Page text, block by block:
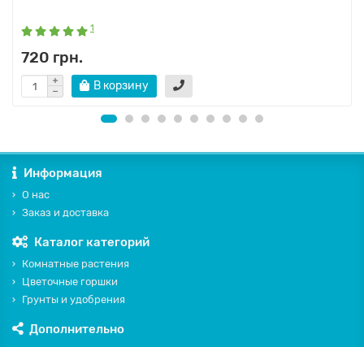
1
720 грн.
В корзину
Информация
О нас
Заказ и доставка
Каталог категорий
Комнатные растения
Цветочные горшки
Грунты и удобрения
Дополнительно